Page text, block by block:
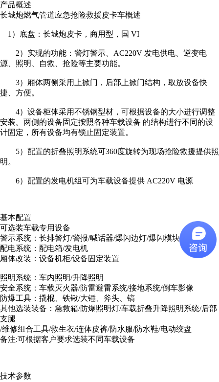
产品概述
长城炮燃气管道应急抢险救援皮卡车概述
1）底盘：长城炮皮卡，商用型，国 VI
2）实现的功能：警灯警示、AC220V 发电供电、逆变电
源、照明、自救、抢险等主要功能。
3）厢体两侧采用上掀门，后部上掀门结构，取放设备快
捷、方便。
4）设备柜体采用不锈钢型材，可根据设备的大小进行调整
安装。两侧的设备固定按照各种车载设备 的结构进行不同的设
计固定，所有设备均有锁止固定装置。
5）配置的折叠照明系统可360度旋转为现场抢险救援提供照
明。
6）配置的发电机组可为车载设备提供 AC220V 电源
基本配置
可选装车载专用设备
警示系统：长排警灯/警报/喊话器/爆闪边灯/爆闪模块
配电系统：配电箱/发电机
厢体改装：设备机柜/设备固定装置
照明系统：车内照明/升降照明
安全系统：车载灭火器/防雷避雷系统/接地系统/倒车影像
防爆工具：撬棍、铁锹/大锤、斧头、镐
其他选装装备：急救箱/防爆照明灯/车载折叠升降照明系统/后部
支腿
/维修组合工具/救生衣/连体皮裤/防水服/防水鞋/电动绞盘
备注:可根据客户要求选装不同车载设备
技术参数